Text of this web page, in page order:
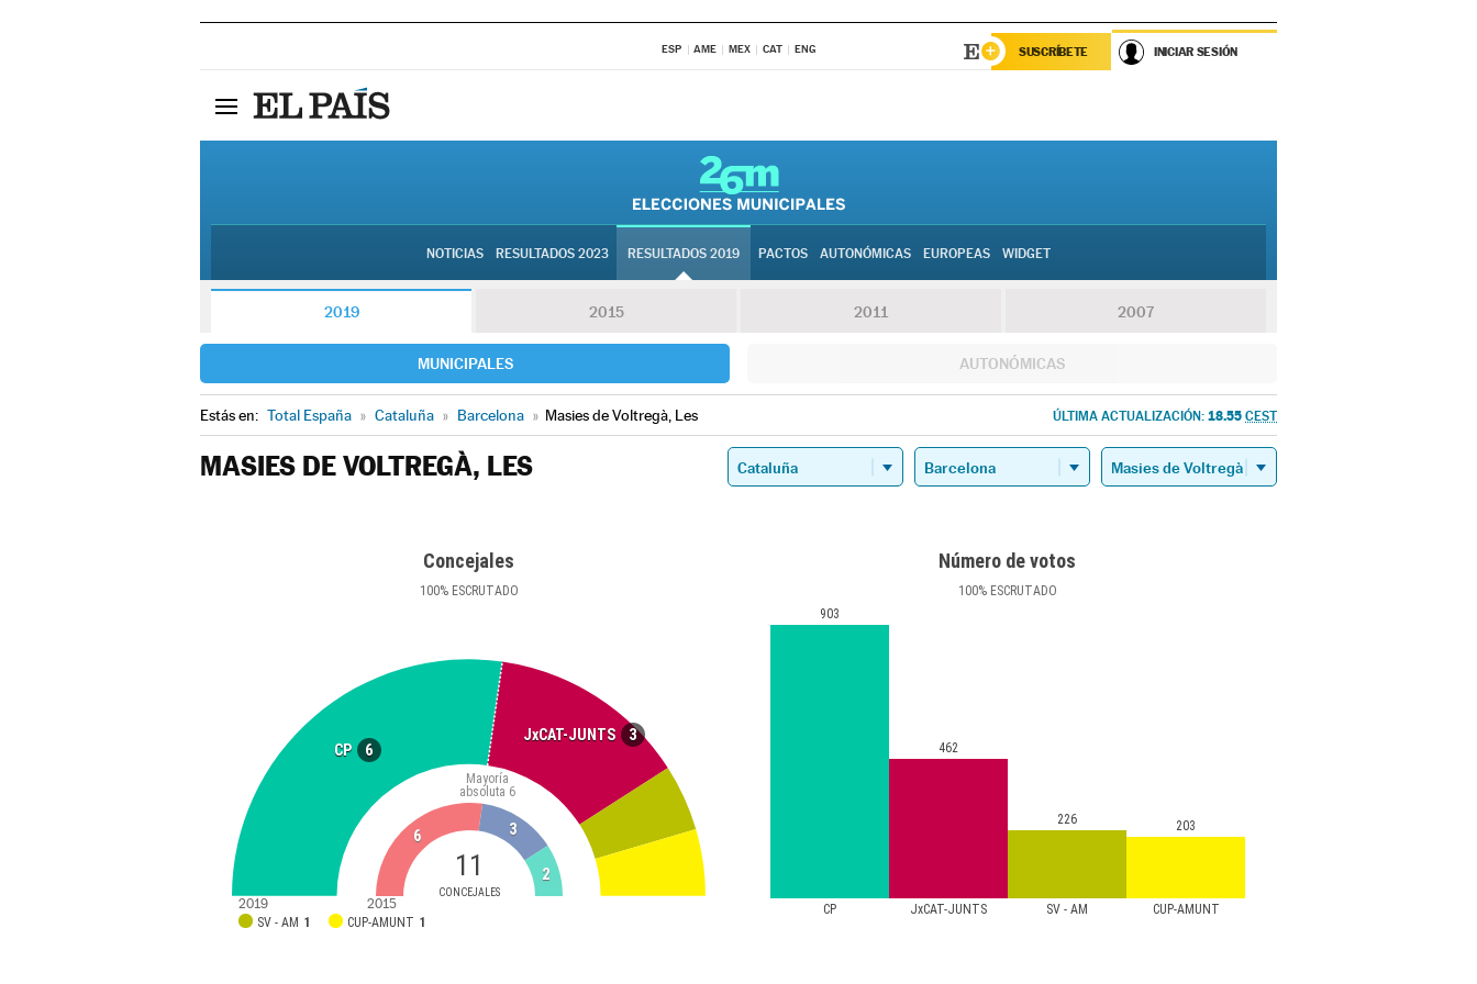
ESP AME MEX CAT ENG SUSCRÍBETE INICIAR SESIÓN
NOTICIAS RESULTADOS 2023 RESULTADOS 2019 PACTOS AUTONÓMICAS EUROPEAS WIDGET
2019 2015 2011 2007
MUNICIPALES AUTONÓMICAS
Estás en: Total España » Cataluña » Barcelona » Masies de Voltregà, Les ÚLTIMA ACTUALIZACIÓN: 18.55 CEST
MASIES DE VOLTREGÀ, LES
Concejales
100%ESCRUTADO
CP 6
JxCAT-JUNTS 3
11
CONCEJALES
Mayoría
absoluta 6
SV - AM 1 CUP-AMUNT 1
6 3
2
2019 2015
Número de votos
100%ESCRUTADO
CP JxCAT-JUNTS SV - AM CUP-AMUNT
903
462
226 203